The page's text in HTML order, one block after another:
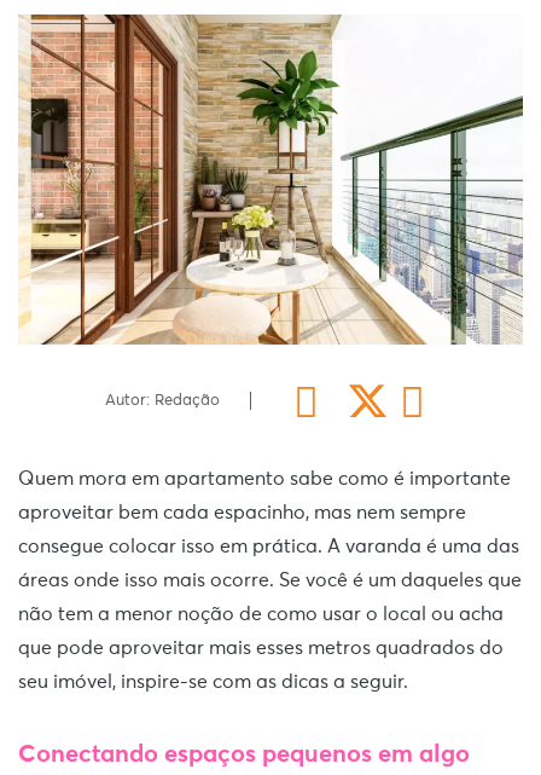
Autor: Redação
Quem mora em apartamento sabe como é importante
aproveitar bem cada espacinho, mas nem sempre
consegue colocar isso em prática. A varanda é uma das
áreas onde isso mais ocorre. Se você é um daqueles que
não tem a menor noção de como usar o local ou acha
que pode aproveitar mais esses metros quadrados do
seu imóvel, inspire-se com as dicas a seguir.
Conectando espaços pequenos em algo